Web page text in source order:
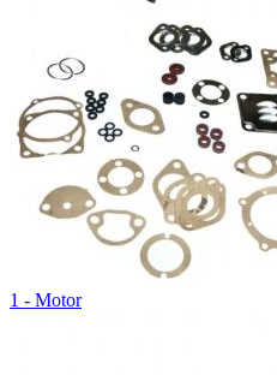
1 - Motor